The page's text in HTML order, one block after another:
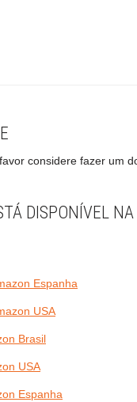
considere fazer um
DISPONÍVEL
Espanha
USA
Brasil
USA
Espanha